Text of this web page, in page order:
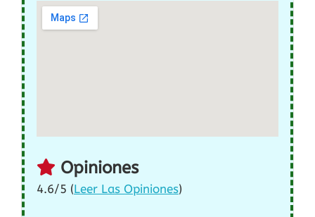
Opiniones
4.6/5 (Leer Las Opiniones)